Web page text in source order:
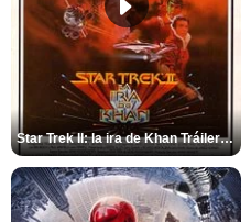
Star Trek II: la ira de Khan Tráiler VO